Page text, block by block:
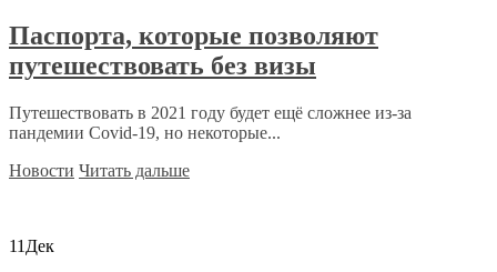
Паспорта, которые позволяют
путешествовать без визы
Путешествовать в 2021 году будет ещё сложнее из-за
пандемии Covid-19, но некоторые...
Новости Читать дальше
11 Дек